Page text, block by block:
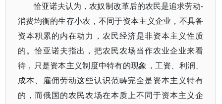
恰亚诺夫认为，农奴制改革后的农民是追求劳动-
消费均衡的生存小农，不同于资本主义企业，不具备
资本积累的内在动力，农民经济是非资本主义性质
的。恰亚诺夫指出，把农民农场当作农业企业来看
待，只是资本主义制度中特有的现象，工资、利润、
成本、雇佣劳动这些认识范畴完全是资本主义特有
的，而俄国的农民农场在本质上不同于资本主义企